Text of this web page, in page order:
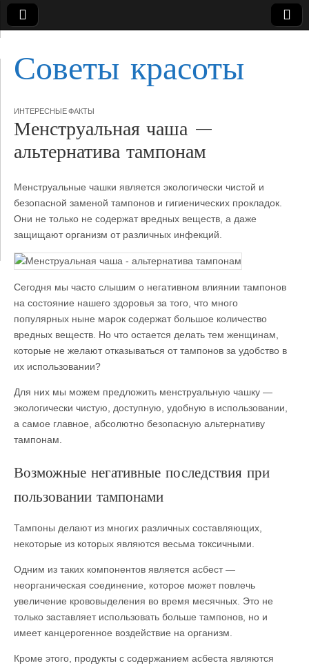
Советы красоты
ИНТЕРЕСНЫЕ ФАКТЫ
Менструальная чаша —
альтернатива тампонам
Менструальные чашки является экологически чистой и
безопасной заменой тампонов и гигиенических прокладок.
Они не только не содержат вредных веществ, а даже
защищают организм от различных инфекций.
Сегодня мы часто слышим о негативном влиянии тампонов
на состояние нашего здоровья за того, что много
популярных ныне марок содержат большое количество
вредных веществ. Но что остается делать тем женщинам,
которые не желают отказываться от тампонов за удобство в
их использовании?
Для них мы можем предложить менструальную чашку —
экологически чистую, доступную, удобную в использовании,
а самое главное, абсолютно безопасную альтернативу
тампонам.
Возможные негативные последствия при
пользовании тампонами
Тампоны делают из многих различных составляющих,
некоторые из которых являются весьма токсичными.
Одним из таких компонентов является асбест —
неорганическая соединение, которое может повлечь
увеличение крововыделения во время месячных. Это не
только заставляет использовать больше тампонов, но и
имеет канцерогенное воздействие на организм.
Кроме этого, продукты с содержанием асбеста являются